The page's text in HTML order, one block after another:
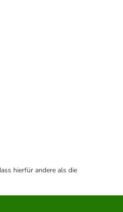
hierfür andere als die